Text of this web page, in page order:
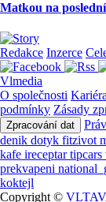
Matkou na
Redakce Inzerce
Vlmedia
O společnosti Kariéra
podmínky Zásady
Zpracování dat
denik dotyk fitzivot
kafe ireceptartipcars
prekvapeni
koktejl
Copyright ©